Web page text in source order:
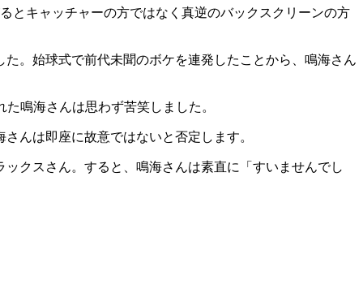
とキャッチャーの方ではなく真逆のバックスクリーンの方
。始球式で前代未聞のボケを連発したことから、鳴海さん
鳴海さんは思わず苦笑しました。
んは即座に故意ではないと否定します。
クスさん。すると、鳴海さんは素直に「すいませんでし